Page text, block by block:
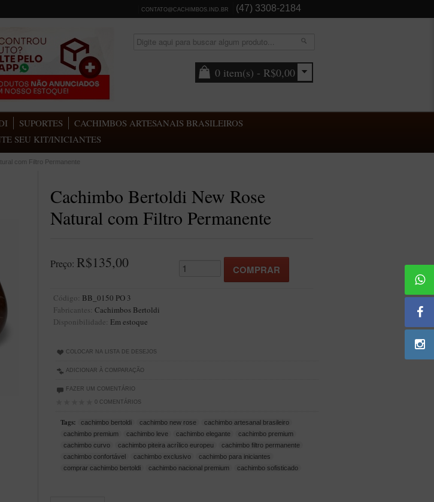
CONTATO@CACHIMBOS.IND.BR (47) 3308-2184
0 item(s) - R$0,00
SUPORTES
CACHIMBOS ARTESANAIS BRASILEIROS
SEU KIT/INICIANTES
com Filtro Permanente
Cachimbo Bertoldi New Rose
Natural com Filtro Permanente
Preço: R$135,00
Código: BB_0150 PO 3
Fabricantes: Cachimbos Bertoldi
Disponibilidade: Em estoque
COLOCAR NA LISTA DE DESEJOS
ADICIONAR À COMPARAÇÃO
FAZER UM COMENTÁRIO
0 COMENTÁRIOS
Tags: cachimbo bertoldi cachimbo new rose
cachimbo artesanal brasileiro
cachimbo premium
cachimbo leve cachimbo elegante
cachimbo premium
cachimbo curvo
cachimbo piteira acrílico europeu
cachimbo filtro permanente
cachimbo confortável
cachimbo exclusivo
cachimbo para iniciantes
comprar cachimbo bertoldi
cachimbo nacional premium cachimbo sofisticado